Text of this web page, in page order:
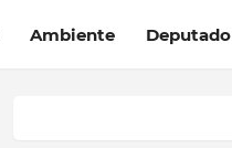
Ambiente Deputado